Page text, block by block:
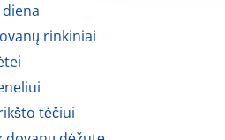
rinkiniai
tėčiui